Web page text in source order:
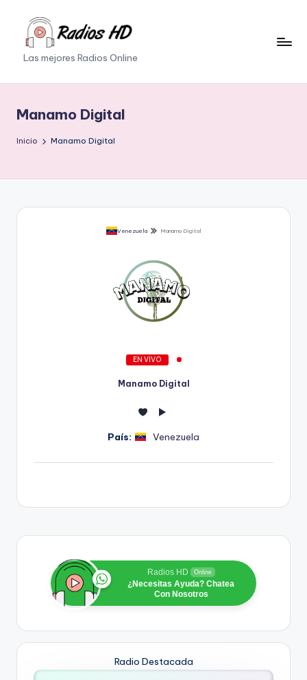
Saltar
contenidoLas mejores Radios Online
Manamo Digital
Inicio Manamo Digital
Venezuela Manamo Digital
EN VIVO
Manamo Digital
País: Venezuela
Radios HD Online
¿Necesitas Ayuda? Chatea
Con Nosotros
Radio Destacada